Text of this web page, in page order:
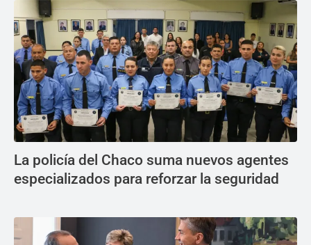
La policía del Chaco suma nuevos agentes
especializados para reforzar la seguridad